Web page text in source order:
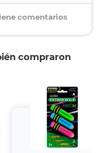
comentarios
compraron